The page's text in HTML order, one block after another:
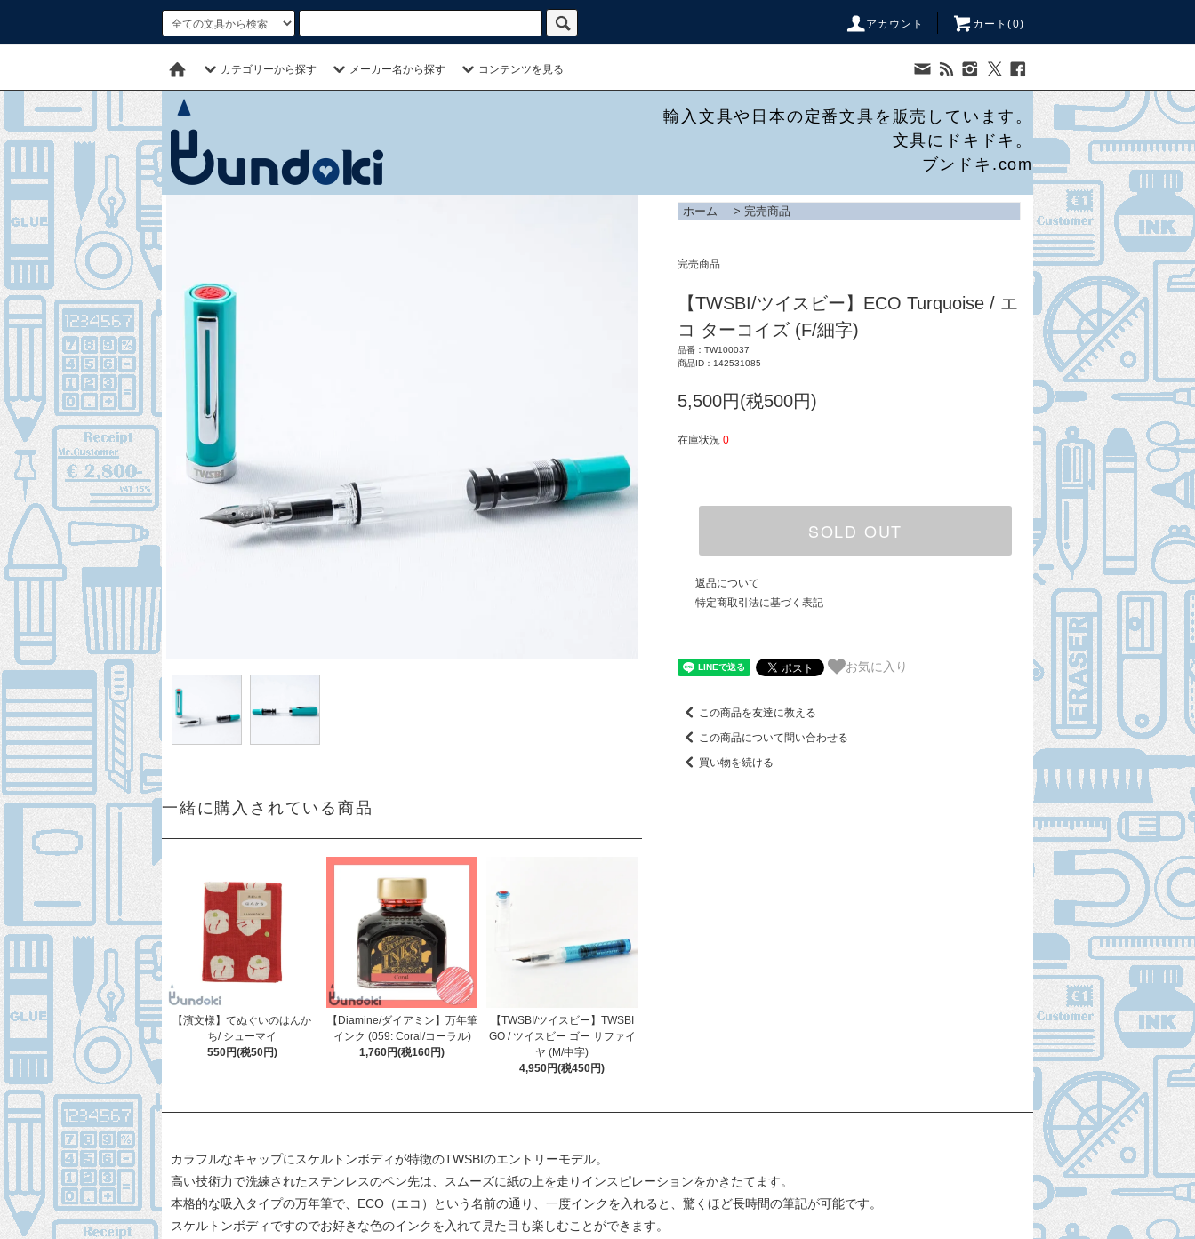
アカウント カート(0)
カテゴリーから探す メーカー名から探す コンテンツを見る
輸入文具や日本の定番文具を販売しています。
文具にドキドキ。
ブンドキ.com
一緒に購入されている商品
【濱文様】てぬぐいのはんか
ち/ シューマイ
550円(税50円)
【Diamine/ダイアミン】万年筆
インク (059: Coral/コーラル)
1,760円(税160円)
【TWSBI/ツイスビー】TWSBI
GO / ツイスビー ゴー サファイ
ヤ (M/中字)
4,950円(税450円)
ホーム > 完売商品
完売商品
【TWSBI/ツイスビー】ECO Turquoise / エ
コ ターコイズ (F/細字)
品番：TW100037
商品ID：142531085
5,500円(税500円)
在庫状況 0
SOLD OUT
返品について
特定商取引法に基づく表記
お気に入り
この商品を友達に教える
この商品について問い合わせる
買い物を続ける
カラフルなキャップにスケルトンボディが特徴のTWSBIのエントリーモデル。
高い技術力で洗練されたステンレスのペン先は、スムーズに紙の上を走りインスピレーションをかきたてます。
本格的な吸入タイプの万年筆で、ECO（エコ）という名前の通り、一度インクを入れると、驚くほど長時間の筆記が可能です。
スケルトンボディですのでお好きな色のインクを入れて見た目も楽しむことができます。